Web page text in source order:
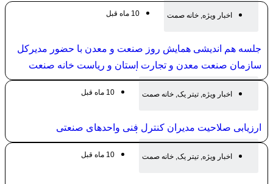
اخبار ویژه, خانه صمت 10 ماه قبل
جلسه هم اندیشی همایش روز صنعت و معدن با حضور مدیرکل
سازمان صنعت معدن و تجارت استان و ریاست خانه صنعت
معدن و تجارت استان قم
اخبار ویژه, تیتر یک, خانه صمت 10 ماه قبل
ارزیابی صلاحیت مدیران کنترل فنی واحدهای صنعتی
اخبار ویژه, تیتر یک, خانه صمت 10 ماه قبل